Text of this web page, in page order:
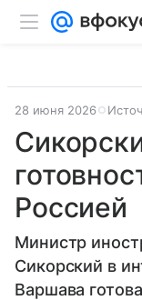
28 июня 2026
Россией
Министр
Сикорский в
Варшава